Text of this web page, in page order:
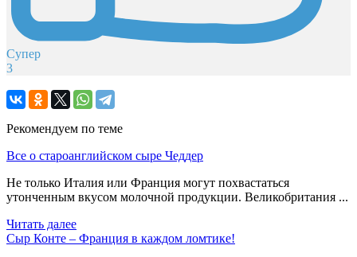
Супер
3
Рекомендуем по теме
Все о староанглийском сыре Чеддер
Не только Италия или Франция могут похвастаться
утонченным вкусом молочной продукции. Великобритания ...
Читать далее
Сыр Конте – Франция в каждом ломтике!